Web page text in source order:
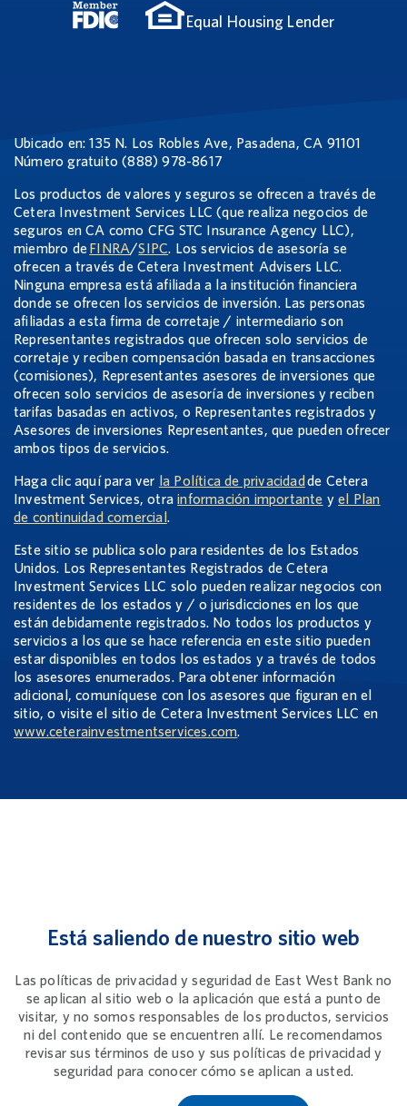
Equal Housing Lender
Ubicado en: 135 N. Los Robles Ave, Pasadena, CA 91101
Número gratuito (888) 978-8617
Los productos de valores y seguros se ofrecen a través de
Cetera Investment Services LLC (que realiza negocios de
seguros en CA como CFG STC Insurance Agency LLC),
miembro deFINRA/SIPC. Los servicios de asesoría se
ofrecen a través de Cetera Investment Advisers LLC.
Ninguna empresa está afiliada a la institución financiera
donde se ofrecen los servicios de inversión. Las personas
afiliadas a esta firma de corretaje / intermediario son
Representantes registrados que ofrecen solo servicios de
corretaje y reciben compensación basada en transacciones
(comisiones), Representantes asesores de inversiones que
ofrecen solo servicios de asesoría de inversiones y reciben
tarifas basadas en activos, o Representantes registrados y
Asesores de inversiones Representantes, que pueden ofrecer
ambos tipos de servicios.
Haga clic aquí para ver la Política de privacidadde Cetera
Investment Services, otrainformación importante yel Plan
de continuidad comercial.
Este sitio se publica solo para residentes de los Estados
Unidos. Los Representantes Registrados de Cetera
Investment Services LLC solo pueden realizar negocios con
residentes de los estados y / o jurisdicciones en los que
están debidamente registrados. No todos los productos y
servicios a los que se hace referencia en este sitio pueden
estar disponibles en todos los estados y a través de todos
los asesores enumerados. Para obtener información
adicional, comuníquese con los asesores que figuran en el
sitio, o visite el sitio de Cetera Investment Services LLC en
www.ceterainvestmentservices.com.
Está saliendo de nuestro sitio web
Las políticas de privacidad y seguridad de East West Bank no
se aplican al sitio web o la aplicación que está a punto de
visitar, y no somos responsables de los productos, servicios
ni del contenido que se encuentren allí. Le recomendamos
revisar sus términos de uso y sus políticas de privacidad y
seguridad para conocer cómo se aplican a usted.